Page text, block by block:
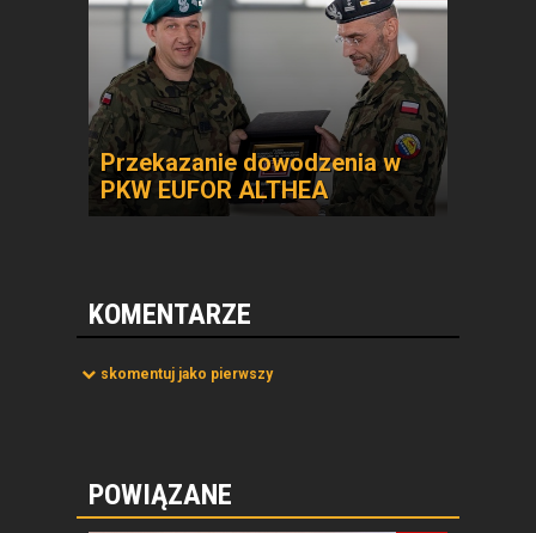
Przekazanie dowodzenia w
PKW EUFOR ALTHEA
KOMENTARZE
skomentuj jako pierwszy
POWIĄZANE